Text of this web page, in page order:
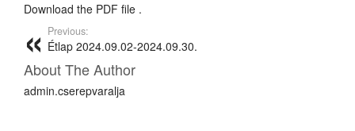
Download the PDF file .
Previous:
Étlap 2024.09.02-2024.09.30.
About The Author
admin.cserepvaralja